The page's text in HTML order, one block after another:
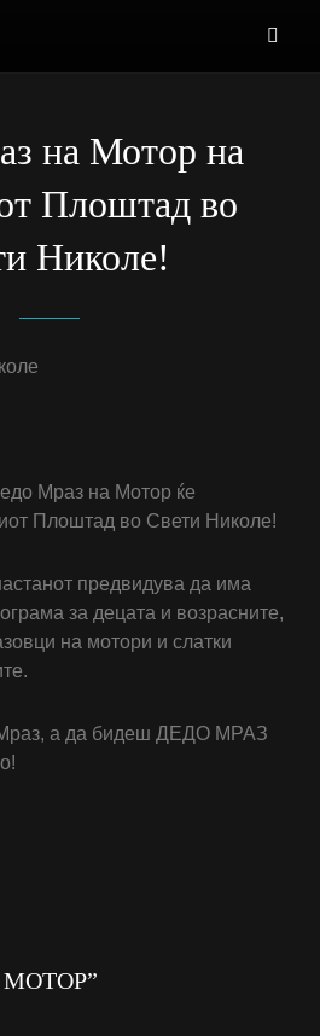
на Мотор на
Плоштад во
Николе!
Мраз на Мотор ќе
Плоштад во Свети Николе!
предвидува да има
за децата и возрасните,
на мотори и слатки
а да бидеш ДЕДО МРАЗ